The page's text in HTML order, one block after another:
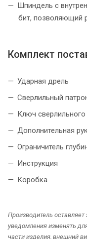
Шпиндель с
бит, позволяющий
Комплект
Ударная дрель
Сверлильный
Ключ
Дополнительная
Ограничитель
Инструкция
Коробка
Производитель оставляет
уведомления изменять
части изделия, внешний